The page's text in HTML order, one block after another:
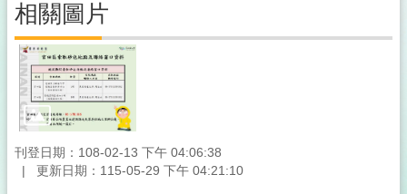
相關圖片
刊登日期：108-02-13 下午 04:06:38
更新日期：115-05-29 下午 04:21:10